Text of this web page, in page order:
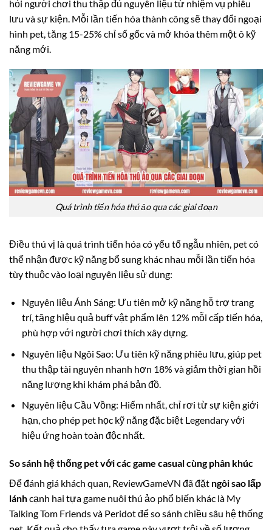
hỏi người chơi thu thập đủ nguyên liệu từ nhiệm vụ phiêu
lưu và sự kiện. Mỗi lần tiến hóa thành công sẽ thay đổi ngoại
hình pet, tăng 15-25% chỉ số gốc và mở khóa thêm một ô kỹ
năng mới.
Quá trình tiến hóa thú ảo qua các giai đoạn
Điều thú vị là quá trình tiến hóa có yếu tố ngẫu nhiên, pet có
thể nhận được kỹ năng bổ sung khác nhau mỗi lần tiến hóa
tùy thuộc vào loại nguyên liệu sử dụng:
Nguyên liệu Ánh Sáng: Ưu tiên mở kỹ năng hỗ trợ trang
trí, tăng hiệu quả buff vật phẩm lên 12% mỗi cấp tiến hóa,
phù hợp với người chơi thích xây dựng.
Nguyên liệu Ngôi Sao: Ưu tiên kỹ năng phiêu lưu, giúp pet
thu thập tài nguyên nhanh hơn 18% và giảm thời gian hồi
năng lượng khi khám phá bản đồ.
Nguyên liệu Cầu Vồng: Hiếm nhất, chỉ rơi từ sự kiện giới
hạn, cho phép pet học kỹ năng đặc biệt Legendary với
hiệu ứng hoàn toàn độc nhất.
So sánh hệ thống pet với các game casual cùng phân khúc
Để đánh giá khách quan, ReviewGameVN đã đặt ngôi sao lấp
lánhcạnh hai tựa game nuôi thú ảo phổ biến khác là My
Talking Tom Friends và Peridot để so sánh chiều sâu hệ thống